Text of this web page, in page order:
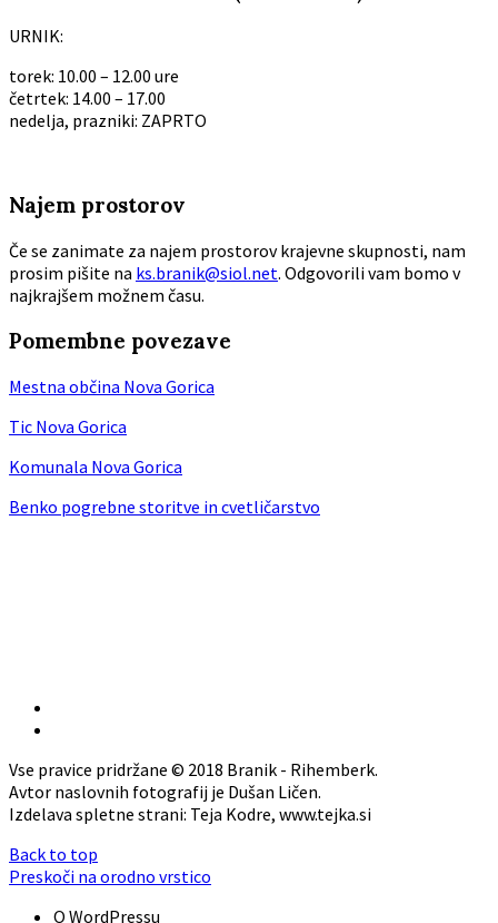
URNIK:
torek: 10.00 – 12.00 ure
četrtek: 14.00 – 17.00
nedelja, prazniki: ZAPRTO
Najem prostorov
Če se zanimate za najem prostorov krajevne skupnosti, nam
prosim pišite na ks.branik@siol.net. Odgovorili vam bomo v
najkrajšem možnem času.
Pomembne povezave
Mestna občina Nova Gorica
Tic Nova Gorica
Komunala Nova Gorica
Benko pogrebne storitve in cvetličarstvo
Vse pravice pridržane © 2018 Branik - Rihemberk.
Avtor naslovnih fotografij je Dušan Ličen.
Izdelava spletne strani: Teja Kodre, www.tejka.si
Back to top
Preskoči na orodno vrstico
O WordPressu